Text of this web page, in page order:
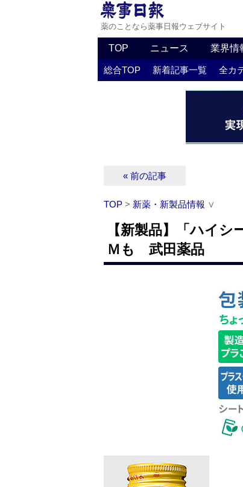
薬のことなら薬事日報ウェブサイト
TOP ニュース 業界情
総合TOP 新着記事一覧 全カ
« 前の記事
TOP > 新薬・新製品情報 ∨
【新製品】「ハイ
Ｍも 武田薬品